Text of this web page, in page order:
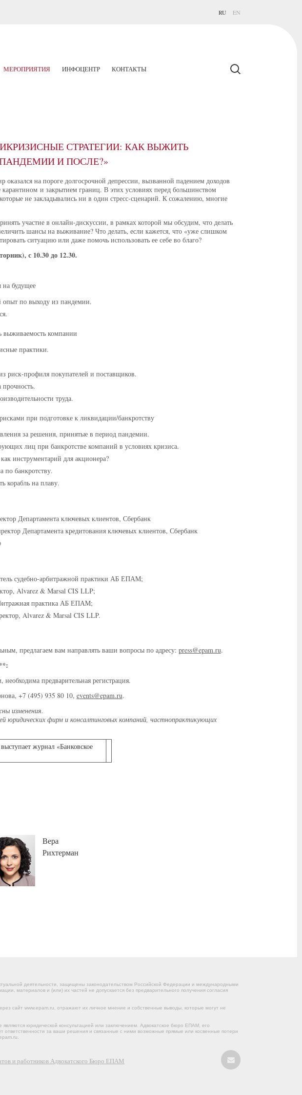
RU EN
МЕРОПРИЯТИЯ ИНФОЦЕНТР КОНТАКТЫ
СТРАТЕГИИ: КАК ВЫЖИТЬ
И ПОСЛЕ?»
оказался на пороге долгосрочной депрессии, вызванной падением доходов
карантином и закрытием границ. В этих условиях перед большинством
не закладывались ни в один стресс-сценарий. К сожалению, многие
участие в онлайн-дискуссии, в рамках которой мы обсудим, что делать
шансы на выживание? Что делать, если кажется, что «уже слишком
ситуацию или даже помочь использовать ее себе во благо?
с 10.30 до 12.30.
на будущее
по выходу из пандемии.
выживаемость компании
практики.
риск-профиля покупателей и поставщиков.
прочность.
труда.
при подготовке к ликвидации/банкротству
за решения, принятые в период пандемии.
лиц при банкротстве компаний в условиях кризиса.
инструментарий для акционера?
по банкротству.
корабль на плаву.
Департамента ключевых клиентов, Сбербанк
Департамента кредитования ключевых клиентов, Сбербанк
судебно-арбитражной практики АБ ЕПАМ;
Alvarez & Marsal CIS LLP;
практика АБ ЕПАМ;
Alvarez & Marsal CIS LLP.
предлагаем вам направлять ваши вопросы по адресу: press@epam.ru.
предварительная регистрация.
+7 (495) 935 80 10, events@epam.ru.
изменения.
юридических фирм и консалтинговых компаний, частнопрактикующих
журнал «Банковское
Вера
Рихтерман
деятельности, защищены законодательством Российской Федерации и международными
материалов и (или) их частей не допускается без предварительного получения согласия
сайт www.epam.ru, отражают их личное мнение и собственные выводы, которые могут не
юридической консультацией или заключением. Адвокатское бюро ЕПАМ, его
ответственности за ваши решения и связанные с ними возможные прямые или косвенные потери
и работников Адвокатского Бюро ЕПАМ